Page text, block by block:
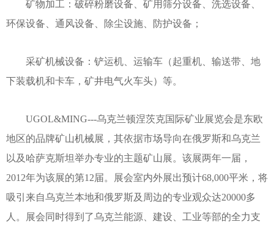
矿物加工：破碎粉磨设备、矿用筛分设备、洗选设备、
环保设备、通风设备、除尘设施、防护设备；
采矿机械设备：铲运机、运输车（起重机、输送带、地
下装载机和卡车，矿井电气火车头）等。
UGOL&MING---乌克兰顿涅茨克国际矿业展览会是东欧
地区的品牌矿山机械展，其依据市场导向在俄罗斯和乌克兰
以及哈萨克斯坦举办专业的主题矿山展。该展两年一届，
2012年为该展的第12届。展会室内外展出预计68,000平米，将
吸引来自乌克兰本地和俄罗斯及周边的专业观众达20000多
人。展会同时得到了乌克兰能源、建设、工业等部的全力支